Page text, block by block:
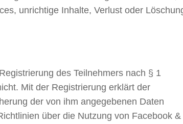
unrichtige Inhalte, Verlust oder
des Teilnehmers nach § 1
Mit der Registrierung erklärt der
der von ihm angegebenen Daten
über die Nutzung von Facebook &